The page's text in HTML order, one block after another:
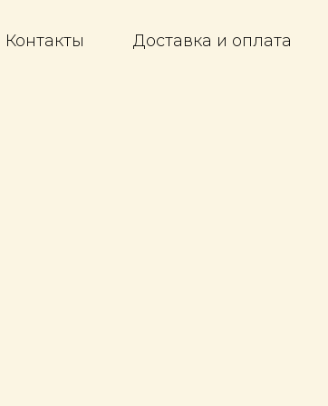
Контакты Доставка и оплата